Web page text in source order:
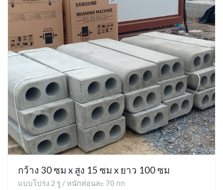
กว้าง 30 ซม x สูง 15 ซม x ยาว 100 ซม
แบบโปร่ง 2 รู / หนักท่อนละ 70 กก